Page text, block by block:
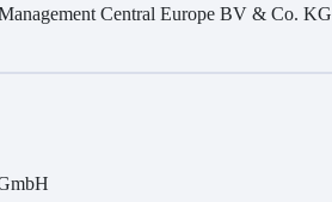
Central Europe BV & Co. KG